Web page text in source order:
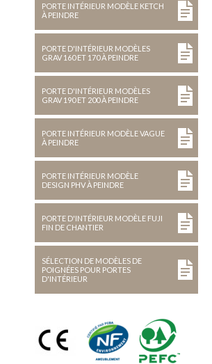
PORTE INTÉRIEUR MODÈLE KETCH
À PEINDRE
PORTE D'INTÉRIEUR MODÈLES
GRAV 160 ET 170 À PEINDRE
PORTE D'INTÉRIEUR MODÈLES
GRAV 190 ET 200 À PEINDRE
PORTE INTÉRIEUR MODÈLE VAGUE
À PEINDRE
PORTE INTÉRIEUR MODÈLE
DESIGN PHV À PEINDRE
PORTE D'INTÉRIEUR MODÈLE FUJI
FIN DE CHANTIER
SÉLECTION DE MODÈLES DE
POIGNÉES POUR PORTES
D'INTÉRIEUR